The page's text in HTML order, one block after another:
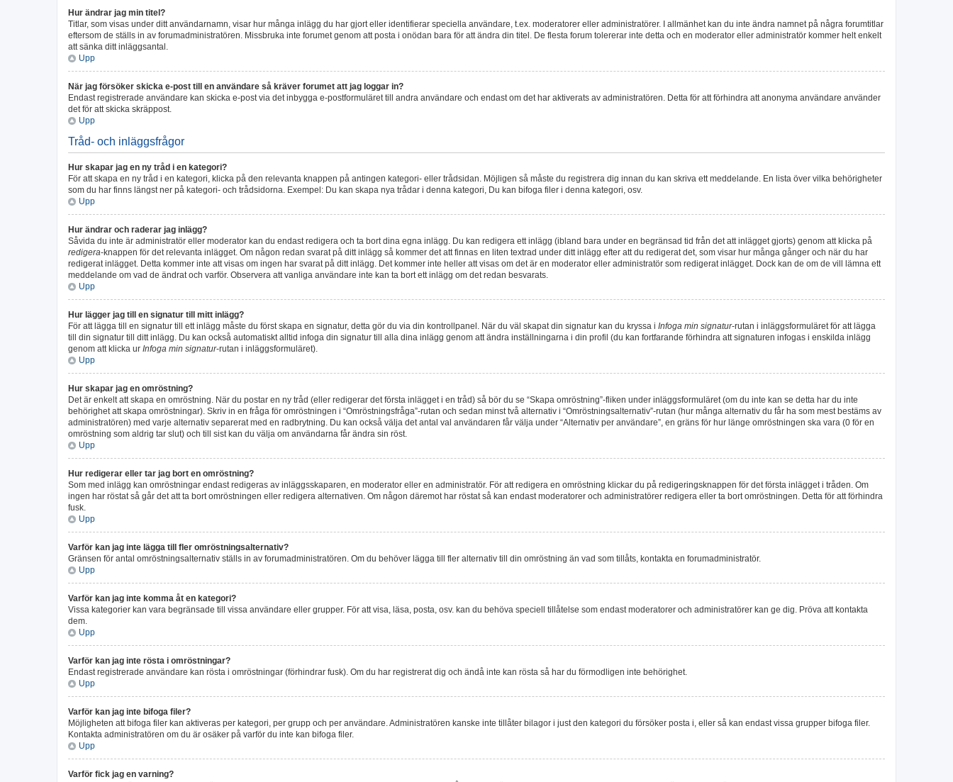
Hur ändrar jag min titel?
Titlar, som visas under ditt användarnamn, visar hur många inlägg du har gjort eller identifierar speciella användare, t.ex. moderatorer eller administratörer. I allmänhet kan du inte ändra namnet på några forumtitlar
eftersom de ställs in av forumadministratören. Missbruka inte forumet genom att posta i onödan bara för att ändra din titel. De flesta forum tolererar inte detta och en moderator eller administratör kommer helt enkelt
att sänka ditt inläggsantal.
Upp
När jag försöker skicka e-post till en användare så kräver forumet att jag loggar in?
Endast registrerade användare kan skicka e-post via det inbygga e-postformuläret till andra användare och endast om det har aktiverats av administratören. Detta för att förhindra att anonyma användare använder
det för att skicka skräppost.
Upp
Tråd- och inläggsfrågor
Hur skapar jag en ny tråd i en kategori?
För att skapa en ny tråd i en kategori, klicka på den relevanta knappen på antingen kategori- eller trådsidan. Möjligen så måste du registrera dig innan du kan skriva ett meddelande. En lista över vilka behörigheter
som du har finns längst ner på kategori- och trådsidorna. Exempel: Du kan skapa nya trådar i denna kategori, Du kan bifoga filer i denna kategori, osv.
Upp
Hur ändrar och raderar jag inlägg?
Såvida du inte är administratör eller moderator kan du endast redigera och ta bort dina egna inlägg. Du kan redigera ett inlägg (ibland bara under en begränsad tid från det att inlägget gjorts) genom att klicka på
redigera-knappen för det relevanta inlägget. Om någon redan svarat på ditt inlägg så kommer det att finnas en liten textrad under ditt inlägg efter att du redigerat det, som visar hur många gånger och när du har
redigerat inlägget. Detta kommer inte att visas om ingen har svarat på ditt inlägg. Det kommer inte heller att visas om det är en moderator eller administratör som redigerat inlägget. Dock kan de om de vill lämna ett
meddelande om vad de ändrat och varför. Observera att vanliga användare inte kan ta bort ett inlägg om det redan besvarats.
Upp
Hur lägger jag till en signatur till mitt inlägg?
För att lägga till en signatur till ett inlägg måste du först skapa en signatur, detta gör du via din kontrollpanel. När du väl skapat din signatur kan du kryssa i Infoga min signatur-rutan i inläggsformuläret för att lägga
till din signatur till ditt inlägg. Du kan också automatiskt alltid infoga din signatur till alla dina inlägg genom att ändra inställningarna i din profil (du kan fortfarande förhindra att signaturen infogas i enskilda inlägg
genom att klicka ur Infoga min signatur-rutan i inläggsformuläret).
Upp
Hur skapar jag en omröstning?
Det är enkelt att skapa en omröstning. När du postar en ny tråd (eller redigerar det första inlägget i en tråd) så bör du se “Skapa omröstning”-fliken under inläggsformuläret (om du inte kan se detta har du inte
behörighet att skapa omröstningar). Skriv in en fråga för omröstningen i “Omröstningsfråga”-rutan och sedan minst två alternativ i “Omröstningsalternativ”-rutan (hur många alternativ du får ha som mest bestäms av
administratören) med varje alternativ separerat med en radbrytning. Du kan också välja det antal val användaren får välja under “Alternativ per användare”, en gräns för hur länge omröstningen ska vara (0 för en
omröstning som aldrig tar slut) och till sist kan du välja om användarna får ändra sin röst.
Upp
Hur redigerar eller tar jag bort en omröstning?
Som med inlägg kan omröstningar endast redigeras av inläggsskaparen, en moderator eller en administratör. För att redigera en omröstning klickar du på redigeringsknappen för det första inlägget i tråden. Om
ingen har röstat så går det att ta bort omröstningen eller redigera alternativen. Om någon däremot har röstat så kan endast moderatorer och administratörer redigera eller ta bort omröstningen. Detta för att förhindra
fusk.
Upp
Varför kan jag inte lägga till fler omröstningsalternativ?
Gränsen för antal omröstningsalternativ ställs in av forumadministratören. Om du behöver lägga till fler alternativ till din omröstning än vad som tillåts, kontakta en forumadministratör.
Upp
Varför kan jag inte komma åt en kategori?
Vissa kategorier kan vara begränsade till vissa användare eller grupper. För att visa, läsa, posta, osv. kan du behöva speciell tillåtelse som endast moderatorer och administratörer kan ge dig. Pröva att kontakta
dem.
Upp
Varför kan jag inte rösta i omröstningar?
Endast registrerade användare kan rösta i omröstningar (förhindrar fusk). Om du har registrerat dig och ändå inte kan rösta så har du förmodligen inte behörighet.
Upp
Varför kan jag inte bifoga filer?
Möjligheten att bifoga filer kan aktiveras per kategori, per grupp och per användare. Administratören kanske inte tillåter bilagor i just den kategori du försöker posta i, eller så kan endast vissa grupper bifoga filer.
Kontakta administratören om du är osäker på varför du inte kan bifoga filer.
Upp
Varför fick jag en varning?